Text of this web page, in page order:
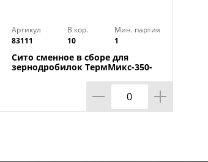
Артикул
83111
В кор.
10
Мин. партия
1
Сито сменное в сборе для
зернодробилок ТермМикс-350-